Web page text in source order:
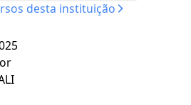
desta instituição